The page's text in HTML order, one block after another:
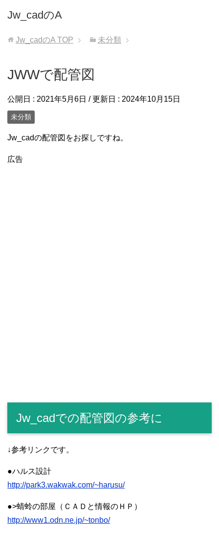
Jw_cadのA
Jw_cadのA TOP 未分類
JWWで配管図
公開日 : 2021年5月6日 / 更新日 : 2024年10月15日
未分類
Jw_cadの配管図をお探しですね。
広告
Jw_cadでの配管図の参考に
↓参考リンクです。
●ハルス設計
http://park3.wakwak.com/~harusu/
●>蜻蛉の部屋（ＣＡＤと情報のＨＰ）
http://www1.odn.ne.jp/~tonbo/